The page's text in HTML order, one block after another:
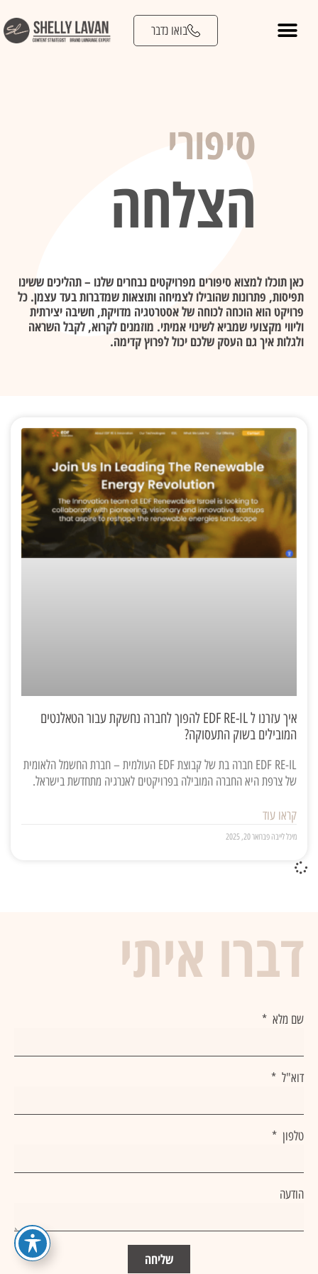
בואו נדבר
סיפורי
הצלחה
כאן תוכלו למצוא סיפורים מפרויקטים נבחרים שלנו – תהליכים ששינו
תפיסות, פתרונות שהובילו לצמיחה ותוצאות שמדברות בעד עצמן. כל
פרויקט הוא הוכחה לכוחה של אסטרטגיה מדויקת, חשיבה יצירתית
וליווי מקצועי שמביא לשינוי אמיתי. מוזמנים לקרוא, לקבל השראה
ולגלות איך גם העסק שלכם יכול לפרוץ קדימה.
איך עזרנו ל EDF RE-IL להפוך לחברה נחשקת עבור הטאלנטים
המובילים בשוק התעסוקה?
EDF RE-IL חברה בת של קבוצת EDF העולמית – חברת החשמל הלאומית
של צרפת היא החברה המובילה בפרויקטים לאנרגיה מתחדשת בישראל.
קראו עוד
מיכל לייבה פברואר 20, 2025
דברו איתי
שם מלא
דוא"ל
טלפון
הודעה
שליחה